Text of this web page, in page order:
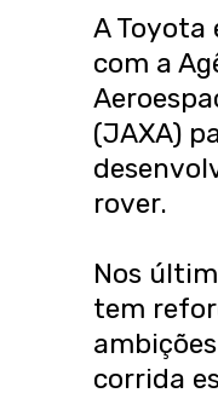
A Toyota
com a
(JAXA)
rover.
Nos
tem
corrida